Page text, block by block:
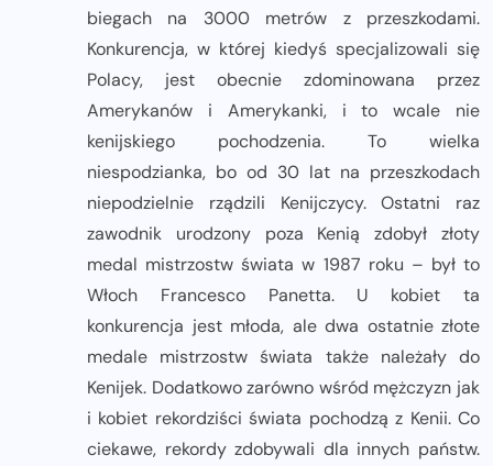
biegach na 3000 metrów z przeszkodami.
Konkurencja, w której kiedyś specjalizowali się
Polacy, jest obecnie zdominowana przez
Amerykanów i Amerykanki, i to wcale nie
kenijskiego pochodzenia. To wielka
niespodzianka, bo od 30 lat na przeszkodach
niepodzielnie rządzili Kenijczycy. Ostatni raz
zawodnik urodzony poza Kenią zdobył złoty
medal mistrzostw świata w 1987 roku – był to
Włoch Francesco Panetta. U kobiet ta
konkurencja jest młoda, ale dwa ostatnie złote
medale mistrzostw świata także należały do
Kenijek. Dodatkowo zarówno wśród mężczyzn jak
i kobiet rekordziści świata pochodzą z Kenii. Co
ciekawe, rekordy zdobywali dla innych państw.